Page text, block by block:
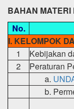
BAHAN
No.
I. KELOMPOK
1
Kebijakan
2
Peraturan
a.
b.